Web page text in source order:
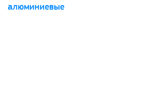
алюминиевые